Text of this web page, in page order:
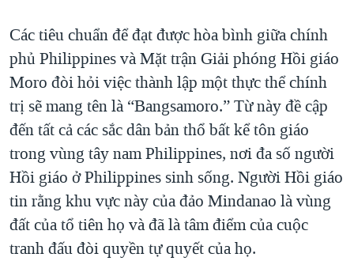
Các tiêu chuẩn để đạt được hòa bình giữa chính
phủ Philippines và Mặt trận Giải phóng Hồi giáo
Moro đòi hỏi việc thành lập một thực thể chính
trị sẽ mang tên là “Bangsamoro.” Từ này đề cập
đến tất cả các sắc dân bản thổ bất kể tôn giáo
trong vùng tây nam Philippines, nơi đa số người
Hồi giáo ở Philippines sinh sống. Người Hồi giáo
tin rằng khu vực này của đảo Mindanao là vùng
đất của tổ tiên họ và đã là tâm điểm của cuộc
tranh đấu đòi quyền tự quyết của họ.